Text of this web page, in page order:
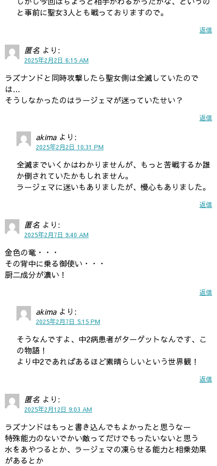
と事前に聖女3人とも戦っておりますので。
返信
匿名 より:
2025年2月2日 6:15 AM
ラズナンドと同時攻撃したら聖女側は全滅していたので
は…
そうしなかったのはラージェマが迷っていたせい？
返信
akima より:
2025年2月2日 10:31 PM
全滅までいくかはわかりませんが、もっと苦戦するか誰
か倒されていたかもしれません。
ラージェマに迷いもありましたが、慢心もありました。
返信
匿名 より:
2025年2月7日 9:40 AM
金色の竜・・・
その背中に乗る御使い・・・
厨二成分が濃い！
返信
akima より:
2025年2月7日 5:15 PM
そうなんですよ、中2病患者がターゲットなんです、こ
の物語！
より中2であればあるほど素晴らしいという世界観！
返信
匿名 より:
2025年2月12日 9:03 AM
ラズナンドはもっと書き込んでもよかったと思うなー
特殊能力のないでかい敵ってだけでもったいないと思う
水をあやつるとか、ラージェマの凍らせる能力と相乗効果
があるとか